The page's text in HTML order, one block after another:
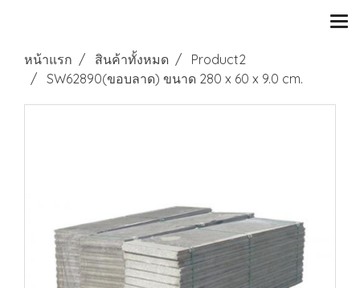
หน้าแรก สินค้าทั้งหมด
Product2
SW62890(ขอบลาด) ขนาด 280 x 60 x 9.0 cm.